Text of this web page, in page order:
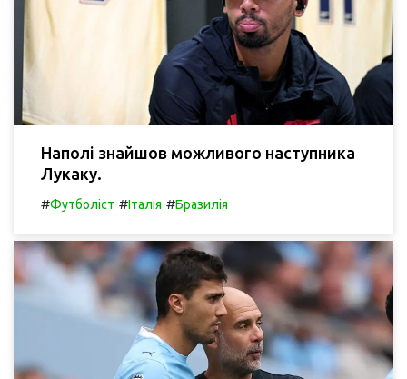
Наполі знайшов можливого наступника
Лукаку.
#Футболіст #Італія #Бразилія